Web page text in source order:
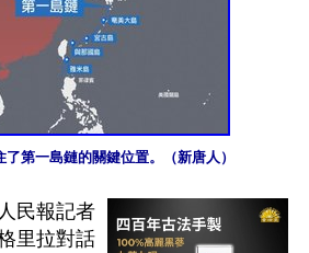
了第一島鏈的關鍵位置。（新唐人）
民報記者
里拉對話